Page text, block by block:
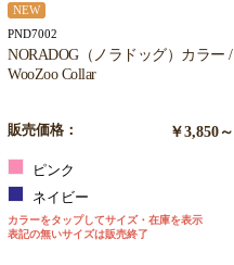
NEW
PND7002
NORADOG（ノラドッグ）カラー /
WooZoo Collar
販売価格： ￥3,850
ピンク
ネイビー
カラーをタップしてサイズ・在庫を表示
表記の無いサイズは販売終了